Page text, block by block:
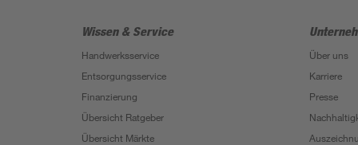
Wissen & Service
Handwerksservice
Entsorgungsservice
Finanzierung
Übersicht Ratgeber
Übersicht Märkte
Über uns
Karriere
Presse